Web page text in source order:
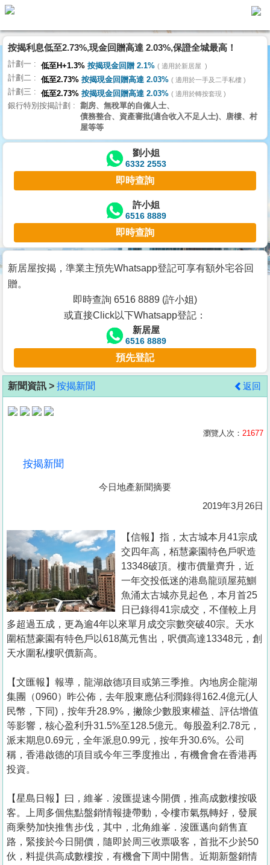
代
理
主
頁
搵
樓/
交
業
主
宅
谷
按
客
地
產
置
業
手
冊
關
於
我
們
按揭利息低至2.73%,現金回贈高達 2.03%,保證全城最高！
計劃一 低至H+1.3% 按揭現金回贈 2.1% 適用於新居屋
計劃二 低至2.73% 按揭現金回贈高達 2.03% 適用於一手及二手私樓
計劃三 低至2.73% 按揭現金回贈高達 2.03% 適用於轉按套現
銀行特別按揭計劃
劏房、無稅單的自僱人士、
債務整合、資產審批(適合收入不足人士)、唐樓、村
屋等等
劉小姐
6332 2553
即時查詢
許小姐
6516 8889
即時查詢
新居屋按揭，準業主預先Whatsapp登記可享有額外宅谷回
贈。
即時查詢 6516 8889 (許小姐)
或直接Click以下Whatsapp登記：
新居屋
6516 8889
預先登記
新聞資訊 > 按揭新聞 返回
瀏覽人次： 21677
按揭新聞
今日地產新聞摘要
2019年3月26日
【信報】指，太古城本月41宗成
交四年高，栢慧豪園特色戶呎造
13348破頂。樓市價量齊升，近
一年交投低迷的港島龍頭屋苑鰂
魚涌太古城亦見起色，本月首25
日已錄得41宗成交，不僅較上月
多超過五成，更為逾4年以來單月成交宗數突破40宗。天水
圍栢慧豪園有特色戶以618萬元售出，呎價高達13348元，創
天水圍私樓呎價新高。
【文匯報】報導，龍湖啟德項目或第三季推。內地房企龍湖
集團（0960）昨公佈，去年股東應佔利潤錄得162.4億元(人
民幣，下同)，按年升28.9%，撇除少數股東權益、評估增值
等影響，核心盈利升31.5%至128.5億元。每股盈利2.78元，
派末期息0.69元，全年派息0.99元，按年升30.6%。公司
稱，香港啟德的項目或今年三季度推出，有機會會在香港再
投資。
【星島日報】曰，維峯．浚匯提速今開價，推高成數樓按吸
客。上周多個焦點盤銷情報捷帶動，令樓市氣氛轉好，發展
商乘勢加快推售步伐，其中，北角維峯．浚匯邁向銷售直
路，緊接於今日開價，隨即於周三收票吸客，首批不少於50
伙，料提供高成數樓按，有機會下周中開售。近期新盤銷情